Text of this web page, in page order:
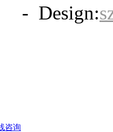
- Design:
咨询